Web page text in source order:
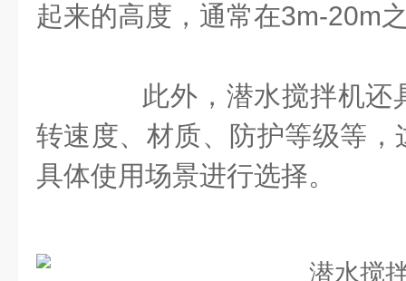
起来的高度，通常在3m-20m
此外，潜水搅拌机还
转速度、材质、防护等级等
具体使用场景进行选择。